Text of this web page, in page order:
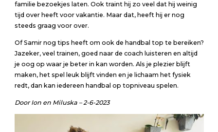
familie bezoekjes laten. Ook traint hij zo veel dat hij weinig
tijd over heeft voor vakantie. Maar dat, heeft hij er nog
steeds graag voor over.
Of Samir nog tips heeft om ook de handbal top te bereiken?
Jazeker, veel trainen, goed naar de coach luisteren en altijd
je oog op waar je beter in kan worden. Als je plezier blijft
maken, het spel leuk blijft vinden en je lichaam het fysiek
redt, dan kan iedereen handbal op topniveau spelen.
Door Ion en Miluska – 2-6-2023